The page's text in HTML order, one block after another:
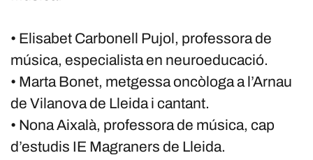
• Elisabet Carbonell Pujol, professora de
música, especialista en neuroeducació.
• Marta Bonet, metgessa oncòloga a l’Arnau
de Vilanova de Lleida i cantant.
• Nona Aixalà, professora de música, cap
d’estudis IE Magraners de Lleida.